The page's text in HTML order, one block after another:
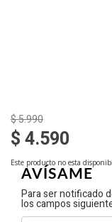
$ 5.990
$ 4.590
Este producto no esta
Para ser notificado
los campos